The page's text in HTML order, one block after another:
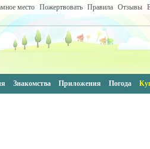
место Пожертвовать Правила Отзывы
Знакомства Приложения Погода